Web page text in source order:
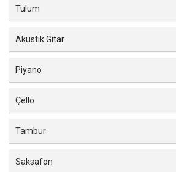
Tulum
Akustik Gitar
Piyano
Çello
Tambur
Saksafon